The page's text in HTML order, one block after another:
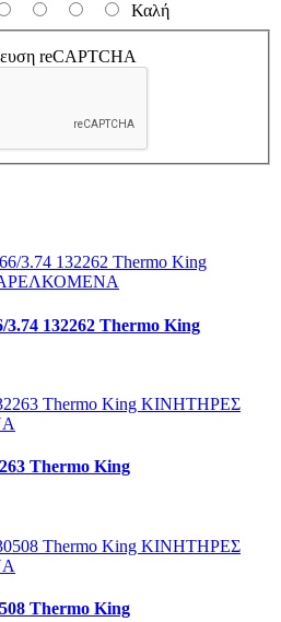
Καλή
reCAPTCHA
3.74 132262 Thermo King
Thermo King
Thermo King